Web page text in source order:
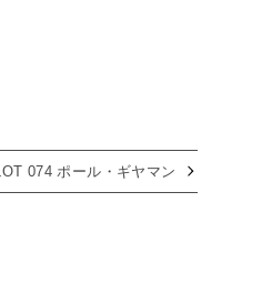
LOT 074 ポール・ギヤマン